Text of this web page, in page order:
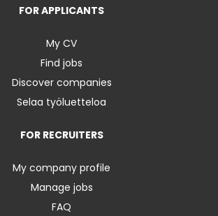
FOR APPLICANTS
My CV
Find jobs
Discover companies
Selaa työluetteloa
FOR RECRUITERS
My company profile
Manage jobs
FAQ